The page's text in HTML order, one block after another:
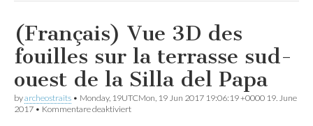
la
Silla
del
Papa
(Français) Vue 3D des
fouilles sur la terrasse sud-
ouest de la Silla del Papa
byarcheostraits • Monday, 19UTCMon, 19 Jun 2017 19:06:19 +0000 19. June
2017 • Kommentare deaktiviertfür